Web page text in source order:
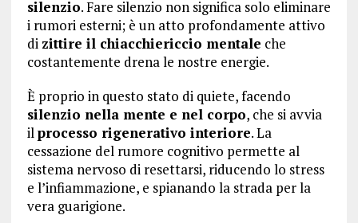
silenzio. Fare silenzio non significa solo eliminare
i rumori esterni; è un atto profondamente attivo
di zittire il chiacchiericcio mentale che
costantemente drena le nostre energie.
È proprio in questo stato di quiete, facendo
silenzio nella mente e nel corpo, che si avvia
il processo rigenerativo interiore. La
cessazione del rumore cognitivo permette al
sistema nervoso di resettarsi, riducendo lo stress
e l’infiammazione, e spianando la strada per la
vera guarigione.